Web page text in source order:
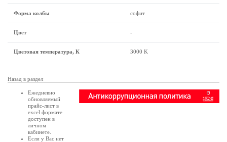
Форма колбы софит
Цвет -
Цветовая температура, К 3000 K
Назад в раздел
Ежедневно
обновляемый
прайс-лист в
excel формате
доступен в
личном
кабинете
Если у Вас нет